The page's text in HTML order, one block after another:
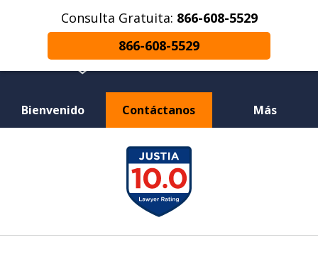
Consulta Gratuita: 866-608-5529
866-608-5529
Bienvenido Contáctanos Más
¿Herido en un Accidente de Coche o
Choque de Motocicleta? ¿Perdiste a un
Ser Querido en una Muerte Injusta?